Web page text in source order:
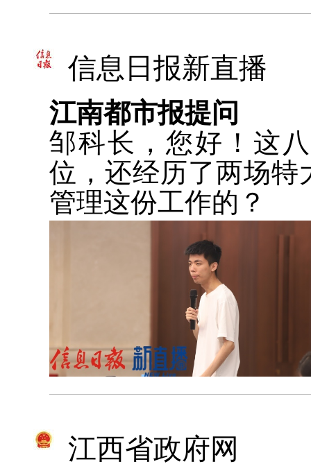
信息日报新直播
江南都市报提问
邹科长，您好！这
位，还经历了两场特
管理这份工作的？
江西省政府网